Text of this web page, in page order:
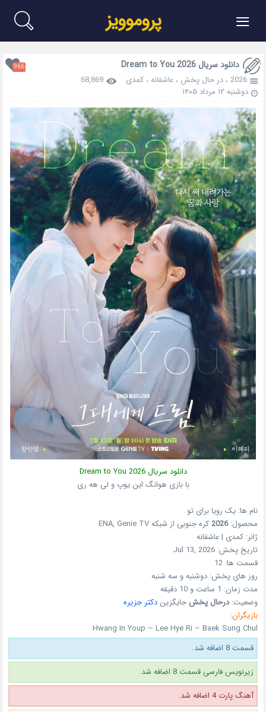
≡ پروموویز
دانلود سریال Dream to You 2026 966
2026 ،در حال پخش ،عاشقانه ،کمدی
68,869
دوشنبه ۱۲ مرداد ۱۴۰۵
دانلود سریال Dream to You 2026
با بازی هوانگ این یوپ و لی هه ری
نام ها: یک رویا برای تو
محصول:2026 کره جنوبی از شبکهENA, Genie TV
ژانر:کمدی | عاشقانه
تاریخ پخش:Jul 13, 2026
قسمت ها:12
روز های پخش:دوشنبه و سه شنبه
مدت زمان: 1 ساعت و 10 دقیقه
وضعیت:درحال پخشجایگزیندکتر جزیره
بازیگران:
Hwang In Youp – Lee Hye Ri – Baek Sung Chul
قسمت 8 اضافه شد.
زیرنویس فارسی قسمت 8 اضافه شد.
آهنگ پارت 4 اضافه شد.